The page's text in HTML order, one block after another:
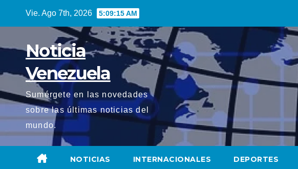
Vie. Ago 7th, 2026 5:09:17 AM
Noticia
Venezuela
Sumérgete en las novedades
sobre las últimas noticias del
mundo.
NOTICIAS INTERNACIONALES DEPORTES